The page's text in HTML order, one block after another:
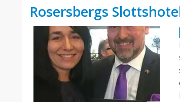
Rosersbergs